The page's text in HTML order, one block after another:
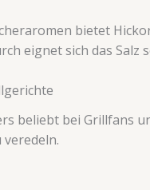
bietet
eignet sich das
beliebt bei Grillfans